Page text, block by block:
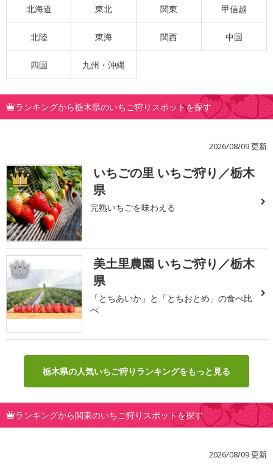
北海道 東北 関東 甲信越
北陸 東海 関西 中国
四国 九州・沖縄
ランキングから栃木県のいちご狩りスポットを探す
2026/08/09 更新
1
いちごの里 いちご狩り／栃木
県
完熟いちごを味わえる
2
美土里農園 いちご狩り／栃木
県
「とちあいか」と「とちおとめ」の食べ比
べ
栃木県の人気いちご狩りランキングをもっと見る
ランキングから関東のいちご狩りスポットを探す
2026/08/09 更新